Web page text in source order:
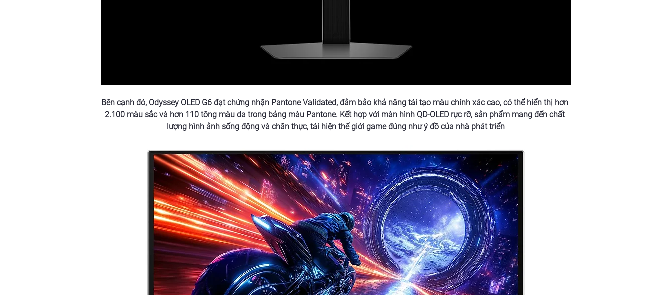
Bên cạnh đó, Odyssey OLED G6 đạt chứng nhận Pantone Validated, đảm bảo khả năng tái tạo màu chính xác cao, có thể hiển thị hơn
2.100 màu sắc và hơn 110 tông màu da trong bảng màu Pantone. Kết hợp với màn hình QD-OLED rực rỡ, sản phẩm mang đến chất
lượng hình ảnh sống động và chân thực, tái hiện thế giới game đúng như ý đồ của nhà phát triển